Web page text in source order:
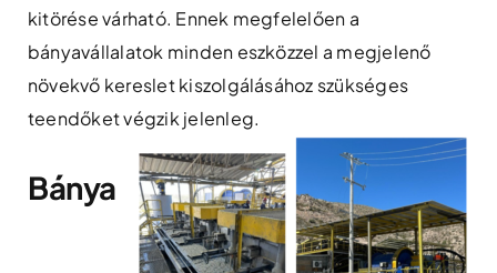
kitörése várható. Ennek megfelelően a
bányavállalatok minden eszközzel a megjelenő
növekvő kereslet kiszolgálásához szükséges
teendőket végzik jelenleg.
Bánya